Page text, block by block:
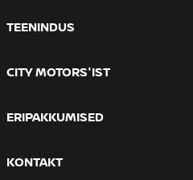
TEENINDUS
CITY MOTORS'IST
ERIPAKKUMISED
KONTAKT